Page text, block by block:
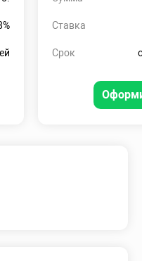
Ставка
Срок